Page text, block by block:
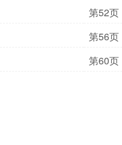
第52页
第56页
第60页